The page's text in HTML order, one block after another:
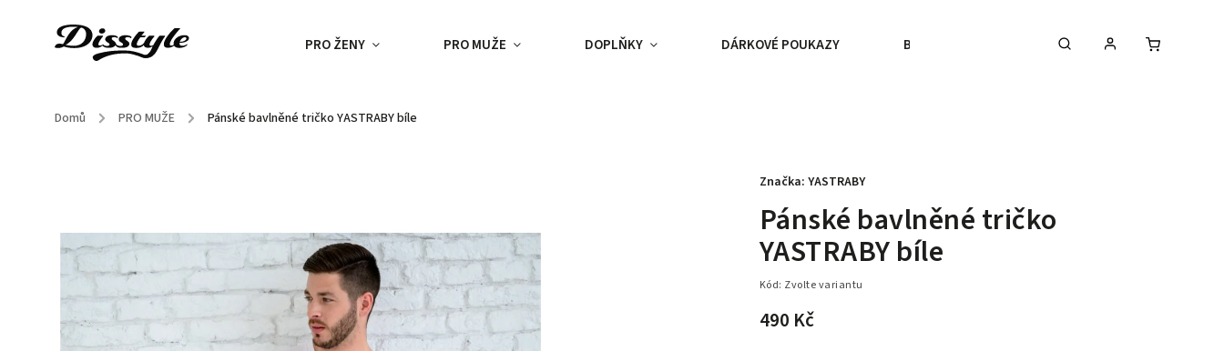
PRO ŽENY PRO MUŽE DOPLŇKY DÁRKOVÉ POUKAZY BLACK FRIDAY VÝPRODEJ
Domů / PRO MUŽE / Pánské bavlněné tričko YASTRABY bíle
Pánské bavlněné tričko
YASTRABY bíle
Kód: Zvolte variantu
490 Kč
Značka: YASTRABY